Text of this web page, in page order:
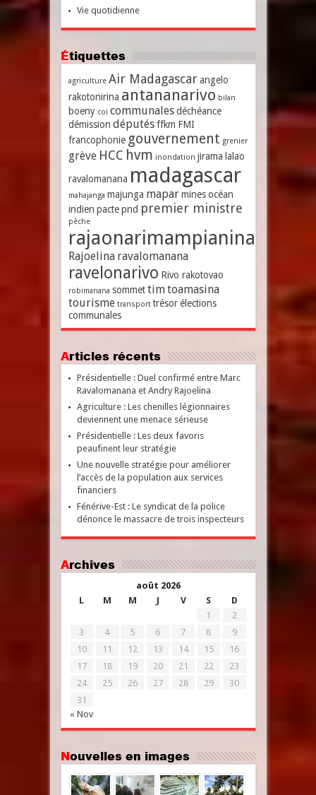
Vie quotidienne
Étiquettes
agriculture Air Madagascar angelo
rakotonirina antananarivo bilan
boeny coi communales déchéance
démission députés ffkm FMI
francophonie gouvernement grenier
grève HCC hvm inondation jirama lalao
ravalomanana madagascar
mahajanga majunga mapar mines océan
indien pacte pnd premier ministre
pêche
rajaonarimampianina
Rajoelina ravalomanana
ravelonarivo Rivo rakotovao
robimanana sommet timtoamasina
tourisme transport trésor élections
communales
Articles récents
Présidentielle : Duel confirmé entre Marc
Ravalomanana et Andry Rajoelina
Agriculture : Les chenilles légionnaires
deviennent une menace sérieuse
Présidentielle : Les deux favoris
peaufinent leur stratégie
Une nouvelle stratégie pour améliorer
l’accès de la population aux services
financiers
Fénérive-Est : Le syndicat de la police
dénonce le massacre de trois inspecteurs
Archives
août 2026
L
M M J V S D
« Nov
1
2
3
4 5 6 7 8
9
10
11 12 13 14 15
16
17
18 19 20 21 22
23
24
25 26 27 28 29
30
31
Nouvelles en images